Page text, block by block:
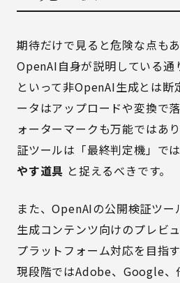
期待だけで見ると危険な点もあ
OpenAI自身が説明している通
といって非OpenAI生成とは
ータはアップロードや変換で
ォーターマークも万能ではあ
証ツールは「最終判定機」で
やす道具 と捉えるべきです。
また、OpenAIの公開検証ツ
生成コンテンツ向けのプレビ
プラットフォーム対応を目指
現段階ではAdobe、Google、